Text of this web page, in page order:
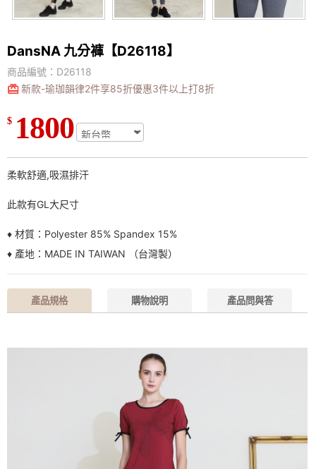
DansNA 九分褲【D26118】
商品編號：D26118
新款-瑜珈韻律2件享85折優惠3件以上打8折
$ 1800
柔軟舒適,吸濕排汗
此款有GL大尺寸
♦ 材質：Polyester 85% Spandex 15%
♦ 產地：MADE IN TAIWAN （台灣製）
產品規格 購物說明 產品問與答